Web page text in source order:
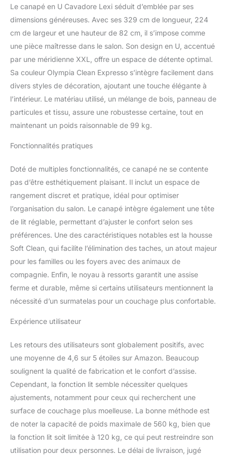
supplémentaire et
têtières réglables Confort
d’assise élevé et durable
grâce au noyau à
ressorts sur la
suspension à ressorts
Nosag et au
Revêtement Soft Clean
(tissu plat) Olympia ;
couleur : expresso
(marron) ;
chiens) – les taches
s’ôtent tout simplement
avec de l’eau Disposition
libre dans la pièce ; dim :
329 x 82-99 x 224 cm (l
x H x P) ; P assise : 55
assise : 256 cm ; surf
couchage : 256 x 124
cm ; tiroir de lit : 152 x 48
x 16 cm ; espace de
cm ; pieds : 6 cm
Livraison : canapé
XXL à gauche, canapé 2
places et ottomane à
droite ; avec fonction
espace de rangement et
têtière ; pieds : hêtre
massif noir Fabrication
en Europe : afin de
élevée et des circuits
courts, nous produisons
Le canapé en U Cavadore Lexi séduit d’emblée par ses
dimensions généreuses. Avec ses 329 cm de longueur, 224
cm de largeur et une hauteur de 82 cm, il s’impose comme
une pièce maîtresse dans le salon. Son design en U, accentué
par une méridienne XXL, offre un espace de détente optimal.
Sa couleur Olympia Clean Expresso s’intègre facilement dans
divers styles de décoration, ajoutant une touche élégante à
l’intérieur. Le matériau utilisé, un mélange de bois, panneau de
particules et tissu, assure une robustesse certaine, tout en
maintenant un poids raisonnable de 99 kg.
Fonctionnalités pratiques
Doté de multiples fonctionnalités, ce canapé ne se contente
pas d’être esthétiquement plaisant. Il inclut un espace de
rangement discret et pratique, idéal pour optimiser
l’organisation du salon. Le canapé intègre également une tête
de lit réglable, permettant d’ajuster le confort selon ses
préférences. Une des caractéristiques notables est la housse
Soft Clean, qui facilite l’élimination des taches, un atout majeur
pour les familles ou les foyers avec des animaux de
compagnie. Enfin, le noyau à ressorts garantit une assise
ferme et durable, même si certains utilisateurs mentionnent la
nécessité d’un surmatelas pour un couchage plus confortable.
Expérience utilisateur
Les retours des utilisateurs sont globalement positifs, avec
une moyenne de 4,6 sur 5 étoiles sur Amazon. Beaucoup
soulignent la qualité de fabrication et le confort d’assise.
Cependant, la fonction lit semble nécessiter quelques
ajustements, notamment pour ceux qui recherchent une
surface de couchage plus moelleuse. La bonne méthode est
de noter la capacité de poids maximale de 560 kg, bien que
la fonction lit soit limitée à 120 kg, ce qui peut restreindre son
utilisation pour deux personnes. Le délai de livraison, jugé